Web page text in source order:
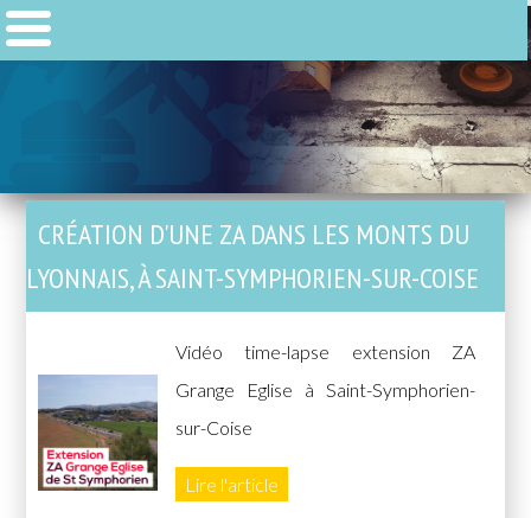
CRÉATION D'UNE ZA DANS LES MONTS DU
LYONNAIS, À SAINT-SYMPHORIEN-SUR-COISE
Vidéo time-lapse extension ZA
Grange Eglise à Saint-Symphorien-
sur-Coise
Lire l'article